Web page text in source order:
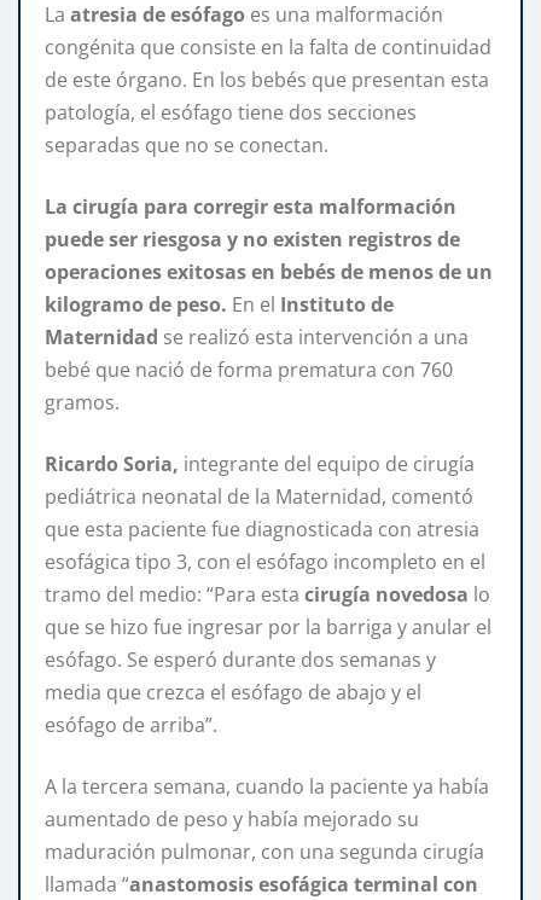
La atresia de esófago es una malformación
congénita que consiste en la falta de continuidad
de este órgano. En los bebés que presentan esta
patología, el esófago tiene dos secciones
separadas que no se conectan.
La cirugía para corregir esta malformación
puede ser riesgosa y no existen registros de
operaciones exitosas en bebés de menos de un
kilogramo de peso. En el Instituto de
Maternidad se realizó esta intervención a una
bebé que nació de forma prematura con 760
gramos.
Ricardo Soria, integrante del equipo de cirugía
pediátrica neonatal de la Maternidad, comentó
que esta paciente fue diagnosticada con atresia
esofágica tipo 3, con el esófago incompleto en el
tramo del medio: “Para esta cirugía novedosa lo
que se hizo fue ingresar por la barriga y anular el
esófago. Se esperó durante dos semanas y
media que crezca el esófago de abajo y el
esófago de arriba”.
A la tercera semana, cuando la paciente ya había
aumentado de peso y había mejorado su
maduración pulmonar, con una segunda cirugía
llamada “anastomosis esofágica terminal con